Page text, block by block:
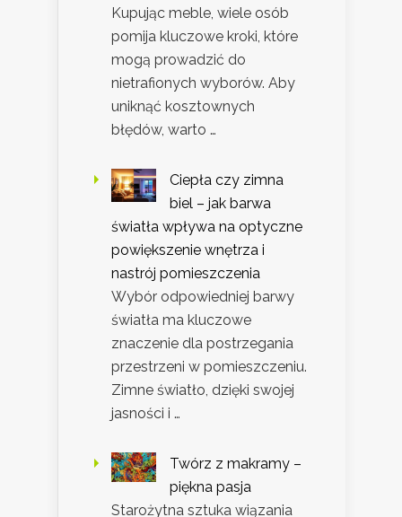
Kupując meble, wiele osób
pomija kluczowe kroki, które
mogą prowadzić do
nietrafionych wyborów. Aby
uniknąć kosztownych
błędów, warto …
Ciepła czy zimna
biel – jak barwa
światła wpływa na optyczne
powiększenie wnętrza i
nastrój pomieszczenia
Wybór odpowiedniej barwy
światła ma kluczowe
znaczenie dla postrzegania
przestrzeni w pomieszczeniu.
Zimne światło, dzięki swojej
jasności i …
Twórz z makramy –
piękna pasja
Starożytna sztuka wiązania